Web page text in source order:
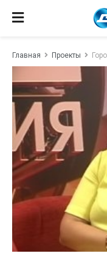
Главная Проекты